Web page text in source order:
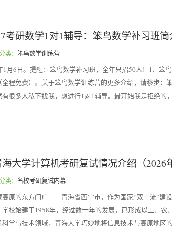
考研数学1对1辅导：笨鸟数学补习班简
类： 笨鸟数学训练营
月6日。提醒：笨鸟数学补习班，全年只招50人！1、笨
程免费）。关于笨鸟数学训练营的更多介绍，请移步：
很多人私下找我，想进行1对1辅导。最开始我是拒绝的
大学计算机考研复试情况介绍（2026
类： 名校考研复试内幕
原的东方门户——青海省西宁市，作为国家“双一流”建设
校始建于1958年，经过数十年的发展，已形成以工、农
学与技术领域，青海大学巧妙地将信息技术与高原地区